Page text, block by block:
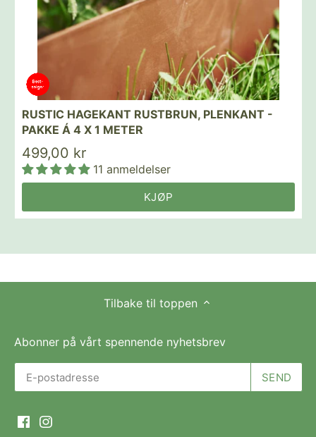
RUSTIC HAGEKANT RUSTBRUN, PLENKANT -
PAKKE Á 4 X 1 METER
499,00 kr
11 anmeldelser
KJØP
Tilbake til toppen
Abonner på vårt spennende nyhetsbrev